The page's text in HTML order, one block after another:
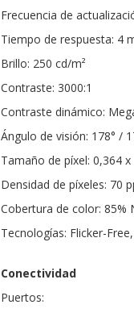
Frecuencia de
Tiempo de respuesta: 4
Brillo: 250 cd/m²
Contraste: 3000:1
Contraste dinámico:
Ángulo de visión: 178° /
Tamaño de píxel: 0,364
Densidad de píxeles: 70
Cobertura de color: 85%
Tecnologías: Flicker-
Conectividad
Puertos: